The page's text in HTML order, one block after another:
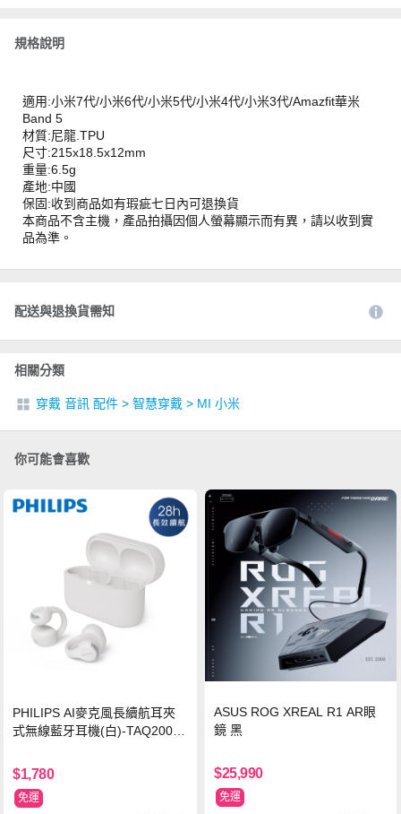
規格說明
適用:小米7代/小米6代/小米5代/小米4代/小米3代/Amazfit華米
Band 5
材質:尼龍.TPU
尺寸:215x18.5x12mm
重量:6.5g
產地:中國
保固:收到商品如有瑕疵七日內可退換貨
本商品不含主機，產品拍攝因個人螢幕顯示而有異，請以收到實
品為準。
配送與退換貨需知
相關分類
穿戴 音訊 配件 > 智慧穿戴 > MI 小米
你可能會喜歡
PHILIPS AI麥克風長續航耳夾
式無線藍牙耳機(白)-TAQ2000
$1,780
免運
ASUS ROG XREAL R1 AR眼
鏡 黑
$25,990
免運